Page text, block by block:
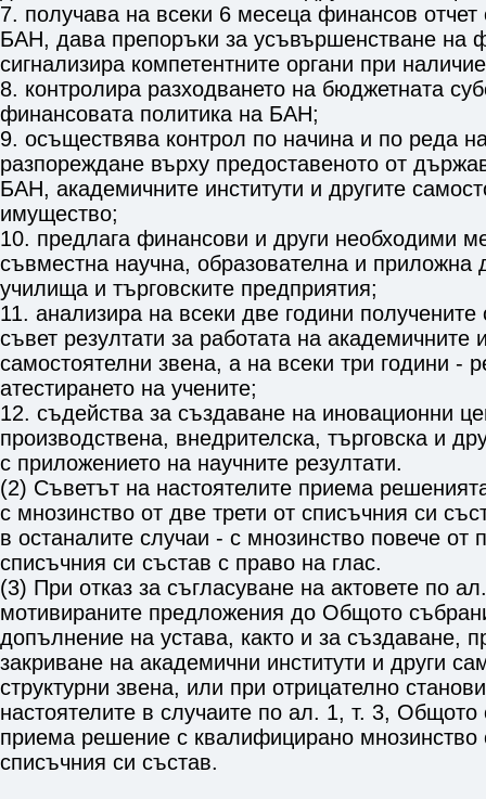
7. получава на всеки 6 месеца финансов отчет
БАН, дава препоръки за усъвършенстване на
сигнализира компетентните органи при
8. контролира разходването на бюджетната
финансовата политика на БАН;
9. осъществява контрол по начина и по реда
разпореждане върху предоставеното от
БАН, академичните институти и другите
имущество;
10. предлага финансови и други необходими
съвместна научна, образователна и приложна
училища и търговските предприятия;
11. анализира на всеки две години получените
съвет резултати за работата на академичните
самостоятелни звена, а на всеки три години -
атестирането на учените;
12. съдейства за създаване на иновационни
производствена, внедрителска, търговска и
с приложението на научните резултати.
(2) Съветът на настоятелите приема
с мнозинство от две трети от списъчния си
в останалите случаи - с мнозинство повече от
списъчния си състав с право на глас.
(3) При отказ за съгласуване на актовете по
мотивираните предложения до Общото
допълнение на устава, както и за създаване,
закриване на академични институти и други
структурни звена, или при отрицателно
настоятелите в случаите по ал. 1, т. 3,
приема решение с квалифицирано мнозинство
списъчния си състав.